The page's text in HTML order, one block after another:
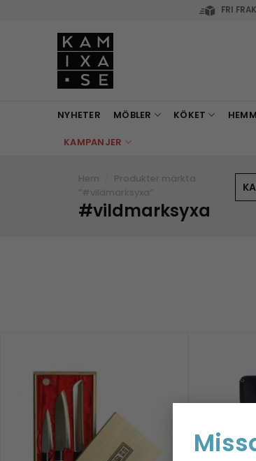
FRI
NYHETER MÖBLER KÖKET
KAMPANJER
Hem
Produkter märkta
”#vildmarksyxa”
#vildmarksyxa